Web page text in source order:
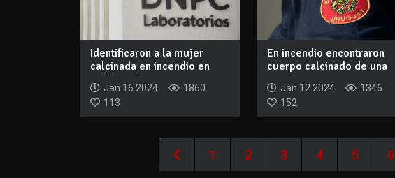
Identificaron a la mujer
calcinada en incendio en
Maldonado...
Jan 16 2024
1860
113
En incendio encontraron
cuerpo calcinado de una
Jan 12 2024
1346
152
1 2 3 4 5 6